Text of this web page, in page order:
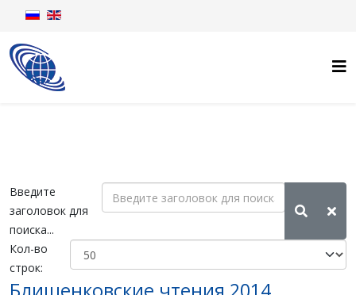
Введите
заголовок для
поиска...
Кол-во
строк: